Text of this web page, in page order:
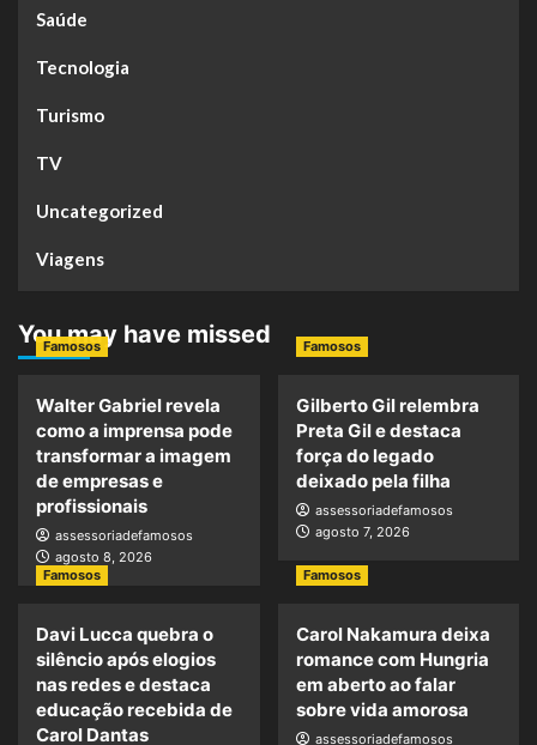
Saúde
Tecnologia
Turismo
TV
Uncategorized
Viagens
You may have missed
Famosos
Walter Gabriel revela
como a imprensa pode
transformar a imagem
de empresas e
profissionais
assessoriadefamosos
agosto 8, 2026
Famosos
Gilberto Gil relembra
Preta Gil e destaca
força do legado
deixado pela filha
assessoriadefamosos
agosto 7, 2026
Famosos
Davi Lucca quebra o
silêncio após elogios
nas redes e destaca
educação recebida de
Carol Dantas
Famosos
Carol Nakamura deixa
romance com Hungria
em aberto ao falar
sobre vida amorosa
assessoriadefamosos